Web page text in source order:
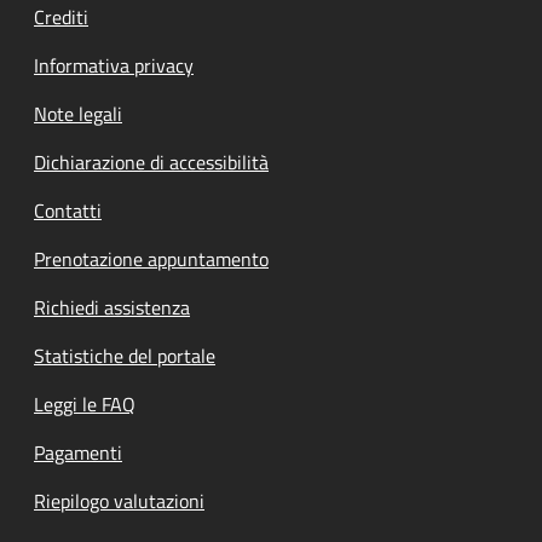
Crediti
Informativa privacy
Note legali
Dichiarazione di accessibilità
Contatti
Prenotazione appuntamento
Richiedi assistenza
Statistiche del portale
Leggi le FAQ
Pagamenti
Riepilogo valutazioni